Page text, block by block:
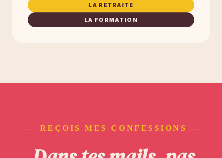
LA RETRAITE
LA FORMATION
— REÇOIS MES CONFESSIONS —